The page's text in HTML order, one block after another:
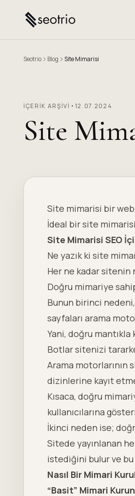
Seotrio Blog Site Mimarisi
İÇERIK ARŞIVI • 12.07.2024
Site
Site mimarisi bir web
İdeal bir site
Site Mimarisi SEO
Ne yazık ki site
Her ne kadar sitenin
Doğru mimariye
Bunun birinci
sayfaları arama
Yani, doğru mantıkla
Botlar sitenizi
Arama motorlarının
dizinlerine kayıt
Kısaca, doğru
kullanıcılarına
İkinci neden ise;
Sitede yayınlanan
istediğini bulur ve bu
Nasıl Bir Mimari
“Basit” Mimari Kurun